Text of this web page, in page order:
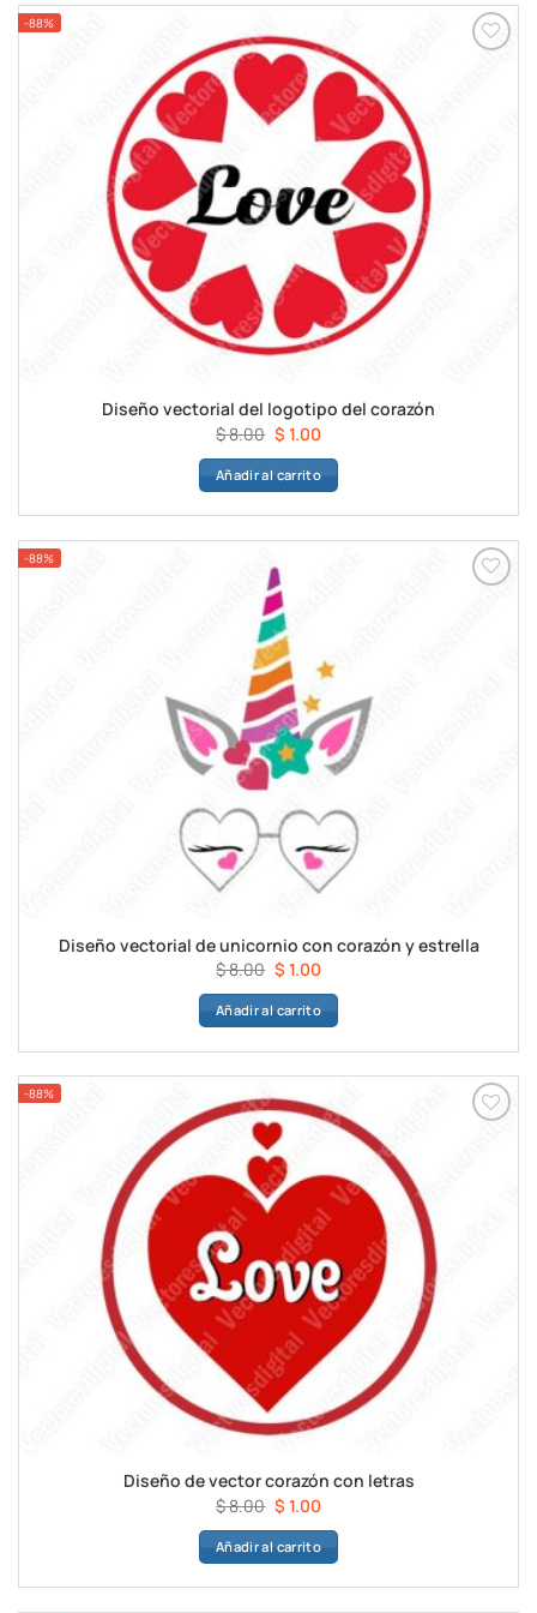
-88%
Diseño vectorial del logotipo del corazón
$8.00 El
precio
original
$ 8.00.
$ 1.00El
precio
actual
$ 1.00.
Añadir al carrito
-88%
Diseño vectorial de unicornio con corazón y estrella
$8.00 El
precio
original
$ 8.00.
$ 1.00El
precio
actual
$ 1.00.
Añadir al carrito
-88%
Diseño de vector corazón con letras
$8.00 El
precio
original
$ 8.00.
$ 1.00El
precio
actual
$ 1.00.
Añadir al carrito